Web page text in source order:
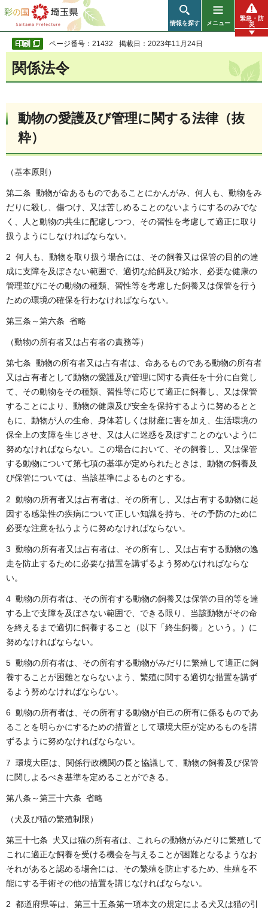
彩の国 埼玉県
情報を探す メニュー
緊急・防
災
ページ番号：21432 掲載日：2023年11月24日
関係法令
動物の愛護及び管理に関する法律（抜
粋）
（基本原則）
第二条 動物が命あるものであることにかんがみ、何人も、動物をみ
だりに殺し、傷つけ、又は苦しめることのないようにするのみでな
く、人と動物の共生に配慮しつつ、その習性を考慮して適正に取り
扱うようにしなければならない。
2 何人も、動物を取り扱う場合には、その飼養又は保管の目的の達
成に支障を及ぼさない範囲で、適切な給餌及び給水、必要な健康の
管理並びにその動物の種類、習性等を考慮した飼養又は保管を行う
ための環境の確保を行わなければならない。
第三条～第六条 省略
（動物の所有者又は占有者の責務等）
第七条 動物の所有者又は占有者は、命あるものである動物の所有者
又は占有者として動物の愛護及び管理に関する責任を十分に自覚し
て、その動物をその種類、習性等に応じて適正に飼養し、又は保管
することにより、動物の健康及び安全を保持するように努めるとと
もに、動物が人の生命、身体若しくは財産に害を加え、生活環境の
保全上の支障を生じさせ、又は人に迷惑を及ぼすことのないように
努めなければならない。この場合において、その飼養し、又は保管
する動物について第七項の基準が定められたときは、動物の飼養及
び保管については、当該基準によるものとする。
2 動物の所有者又は占有者は、その所有し、又は占有する動物に起
因する感染性の疾病について正しい知識を持ち、その予防のために
必要な注意を払うように努めなければならない。
3 動物の所有者又は占有者は、その所有し、又は占有する動物の逸
走を防止するために必要な措置を講ずるよう努めなければならな
い。
4 動物の所有者は、その所有する動物の飼養又は保管の目的等を達
する上で支障を及ぼさない範囲で、できる限り、当該動物がその命
を終えるまで適切に飼養すること（以下「終生飼養」という。）に
努めなければならない。
5 動物の所有者は、その所有する動物がみだりに繁殖して適正に飼
養することが困難とならないよう、繁殖に関する適切な措置を講ず
るよう努めなければならない。
6 動物の所有者は、その所有する動物が自己の所有に係るものであ
ることを明らかにするための措置として環境大臣が定めるものを講
ずるように努めなければならない。
7 環境大臣は、関係行政機関の長と協議して、動物の飼養及び保管
に関しよるべき基準を定めることができる。
第八条～第三十六条 省略
（犬及び猫の繁殖制限）
第三十七条 犬又は猫の所有者は、これらの動物がみだりに繁殖して
これに適正な飼養を受ける機会を与えることが困難となるようなお
それがあると認める場合には、その繁殖を防止するため、生殖を不
能にする手術その他の措置を講じなければならない。
2 都道府県等は、第三十五条第一項本文の規定による犬又は猫の引